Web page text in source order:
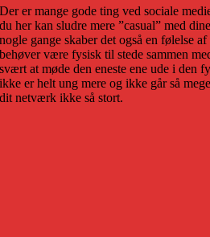
Der er mange gode ting ved sociale
du her kan sludre mere ”casual” med
nogle gange skaber det også en følelse
behøver være fysisk til stede sammen
svært at møde den eneste ene ude i den
ikke er helt ung mere og ikke går så
dit netværk ikke så stort.